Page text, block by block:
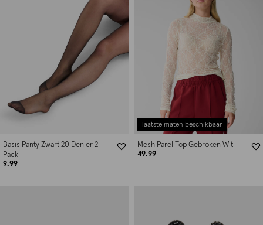
Basis Panty Zwart 20 Denier 2
Pack
9.99
laatste maten beschikbaar
Mesh Parel Top Gebroken Wit
49.99